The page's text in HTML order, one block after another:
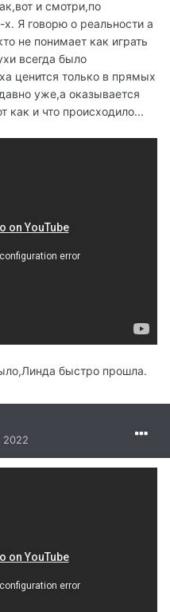
и смотри,по
Я говорю о реальности а
не понимает как играть
всегда было
ценится только в прямых
уже,а оказывается
как и что происходило...
быстро прошла.
2022